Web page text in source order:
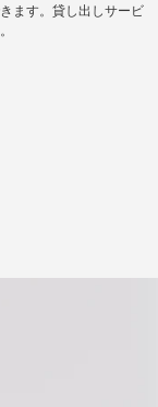
ます。貸し出しサービ